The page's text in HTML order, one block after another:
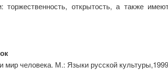
торжественность, открытость, а также
человека. М.: Языки русской